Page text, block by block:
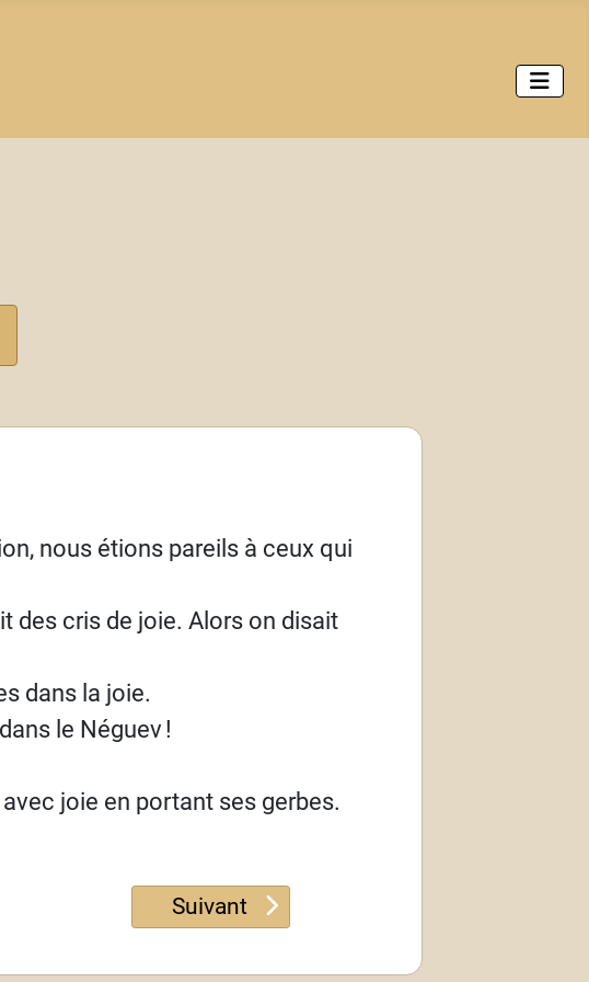
nous étions pareils à ceux qui
des cris de joie. Alors on disait
dans la joie.
le Néguev!
joie en portant ses gerbes.
Article suivant : Psaume 127
Suivant